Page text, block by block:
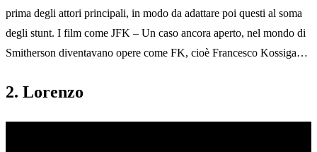
prima degli attori principali, in modo da adattare poi questi al soma
degli stunt. I film come JFK – Un caso ancora aperto, nel mondo di
Smitherson diventavano opere come FK, cioè Francesco Kossiga…
2. Lorenzo